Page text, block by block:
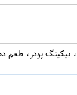
پودر، طعم